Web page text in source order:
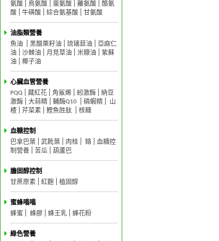
氨酸
鳥氨酸 蛋氨酸 離氨酸
酪氨
酸
牛磺酸 綜合氨基酸 甘氨酸
油脂類營養
魚油
黑醋栗籽油 琉璃苣油
亞麻仁
油
沙棘油 月見草油 米糠油
紫蘇
油
椰子油
心臟血管營養
PQQ
藏紅花 角鯊烯 蚓激酶
納豆
激酶
大蒜精 輔酶Q10 磷蝦精
山
楂
芹菜素 鰹魚胜肽 核糖
血糖控制
巴拿巴葉
武靴葉 肉桂 鉻
血糖控
制營養
苦瓜 葫蘆巴
膽固醇控制
甘蔗原素
紅麴 植固醇
蜜蜂嗡嗡
蜂蜜
蜂膠 蜂王乳 蜂花粉
綠色營養